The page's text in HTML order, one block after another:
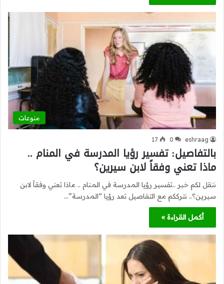
منوعات
eshraag
0
17
بالتفاصيل: تفسير رؤيا المدرسة في المنام ..
ماذا تعني وفقاً لابن سيرين؟
ننقل لكم خبر ..تفسير رؤيا المدرسة في المنام .. ماذا تعني وفقاً لابن
سيرين؟.. نترككم مع التفاصيل تعد رؤيا “المدرسة”…
أكمل القراءة »